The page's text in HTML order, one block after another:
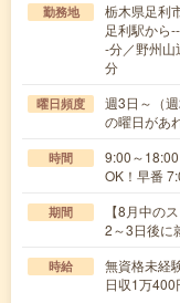
勤務地
栃木県足利
足利駅から
-分／野州
分
曜日頻度
週3日～（
の曜日があ
時間
9:00～
OK！早番
期間
【8月中の
2～3日後に
時給
無資格未
日収1万400